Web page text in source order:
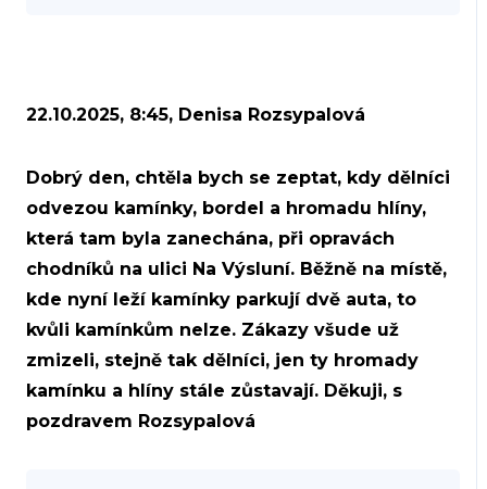
22.10.2025, 8:45, Denisa Rozsypalová
Dobrý den, chtěla bych se zeptat, kdy dělníci
odvezou kamínky, bordel a hromadu hlíny,
která tam byla zanechána, při opravách
chodníků na ulici Na Výsluní. Běžně na místě,
kde nyní leží kamínky parkují dvě auta, to
kvůli kamínkům nelze. Zákazy všude už
zmizeli, stejně tak dělníci, jen ty hromady
kamínku a hlíny stále zůstavají. Děkuji, s
pozdravem Rozsypalová